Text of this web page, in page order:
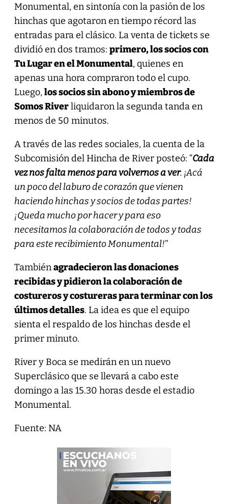
Monumental, en sintonía con la pasión de los
hinchas que agotaron en tiempo récord las
entradas para el clásico. La venta de tickets se
dividió en dos tramos: primero, los socios con
Tu Lugar en el Monumental, quienes en
apenas una hora compraron todo el cupo.
Luego,los socios sin abono y miembros de
Somos Riverliquidaron la segunda tanda en
menos de 50 minutos.
A través de las redes sociales, la cuenta de la
Subcomisión del Hincha de River posteó: “Cada
vez nos falta menos para volvernos a ver. ¡Acá
un poco del laburo de corazón que vienen
haciendo hinchas y socios de todas partes!
¡Queda mucho por hacer y para eso
necesitamos la colaboración de todos y todas
para este recibimiento Monumental!”
Tambiénagradecieron las donaciones
recibidas y pidieron la colaboración de
costureros y costureras para terminar con los
últimos detalles. La idea es que el equipo
sienta el respaldo de los hinchas desde el
primer minuto.
River y Boca se medirán en un nuevo
Superclásico que se llevará a cabo este
domingo a las 15.30 horas desde el estadio
Monumental.
Fuente: NA